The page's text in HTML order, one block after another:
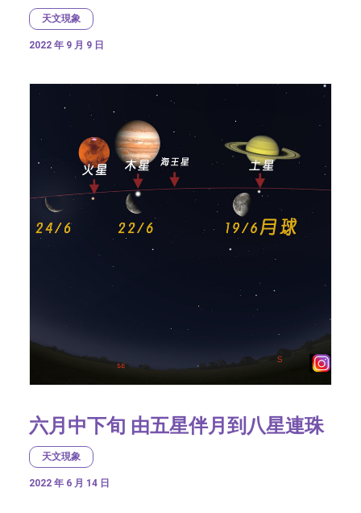
天文現象
2022 年 9 月 9 日
六月中下旬 由五星伴月到八星連珠
天文現象
2022 年 6 月 14 日